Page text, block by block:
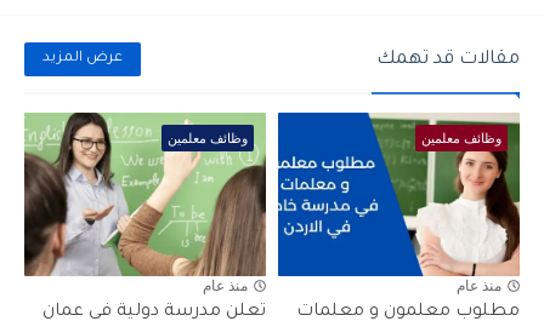
مقالات قد تهمك عرض المزيد
وظائف معلمين
منذ عام
مطلوب معلمون و معلمات
وظائف معلمين
منذ عام
تعلن مدرسة دولية في عمان